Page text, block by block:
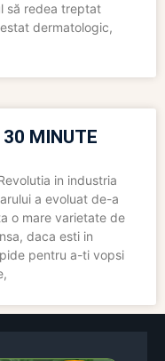
să redea treptat
dermatologic,
MINUTE
in industria
a evoluat de-a
o mare varietate de
daca esti in
pentru a-ti vopsi